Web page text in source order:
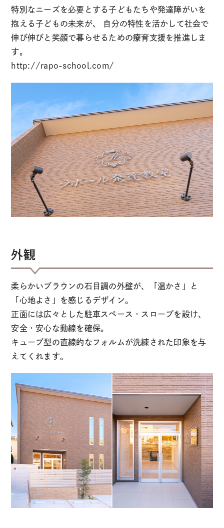
特別なニーズを必要とする子どもたちや発達障がいを
抱える子どもの未来が、 自分の特性を活かして社会で
伸び伸びと笑顔で暮らせるための療育支援を推進しま
す。
http://rapo-school.com/
外観
柔らかいブラウンの石目調の外壁が、「温かさ」と
「心地よさ」を感じるデザイン。
正面には広々とした駐車スペース・スロープを設け、
安全・安心な動線を確保。
キューブ型の直線的なフォルムが洗練された印象を与
えてくれます。